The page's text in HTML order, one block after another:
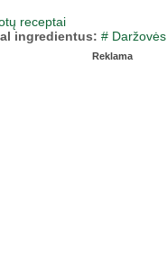
receptai
ingredientus: # Daržovės
Reklama